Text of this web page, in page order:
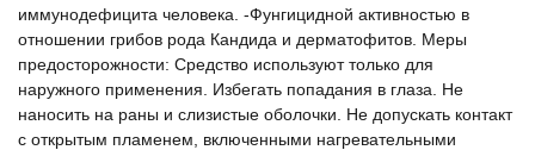
иммунодефицита человека. -Фунгицидной активностью в
отношении грибов рода Кандида и дерматофитов. Меры
предосторожности: Средство используют только для
наружного применения. Избегать попадания в глаза. Не
наносить на раны и слизистые оболочки. Не допускать контакт
с открытым пламенем, включенными нагревательными